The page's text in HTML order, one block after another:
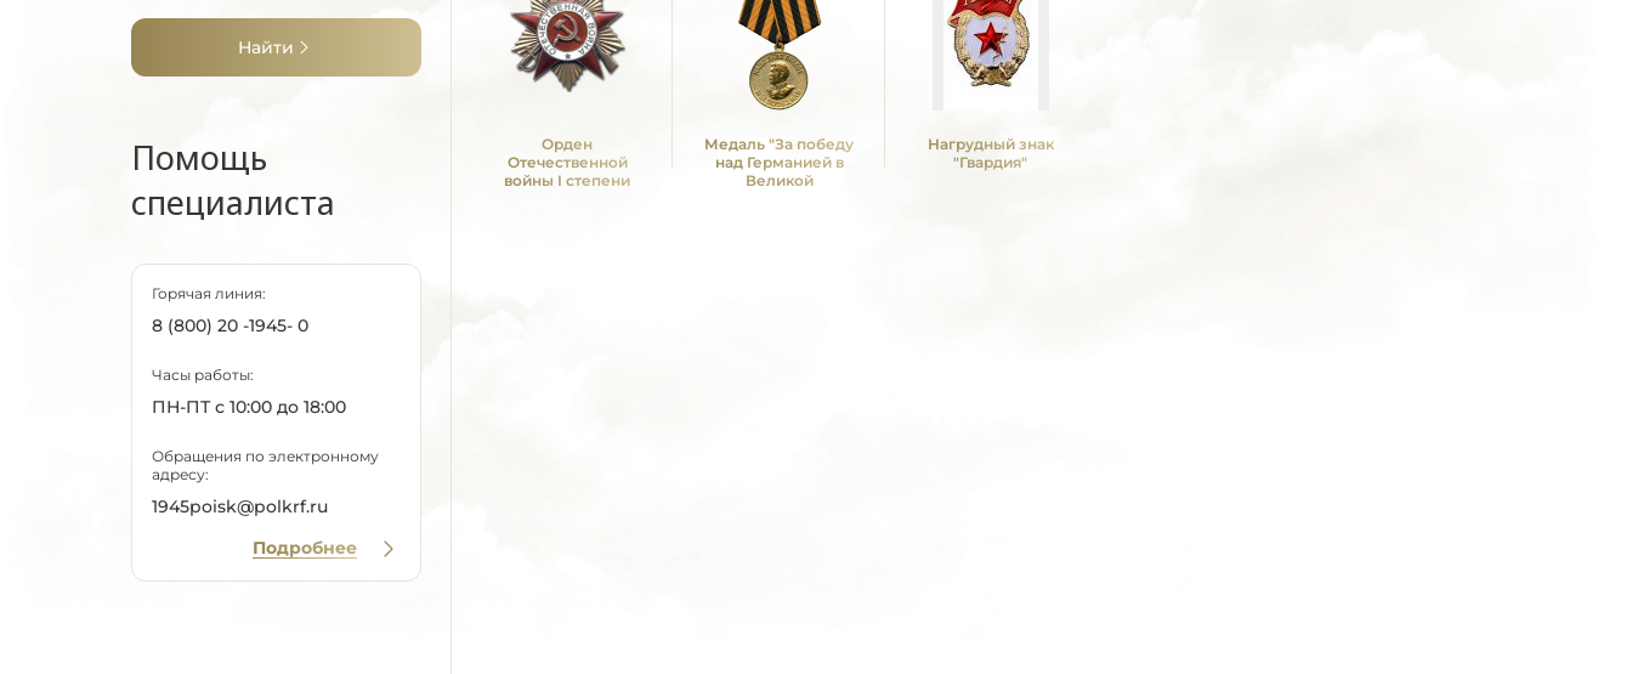
Найти
Помощь
специалиста
Горячая линия:
8 (800) 20 -1945- 0
Часы работы:
ПН-ПТ с 10:00 до 18:00
Обращения по электронному
адресу:
1945poisk@polkrf.ru
Подробнее
Орден
Отечественной
войны I степени
Медаль "За победу
над Германией в
Великой
Нагрудный знак
"Гвардия"